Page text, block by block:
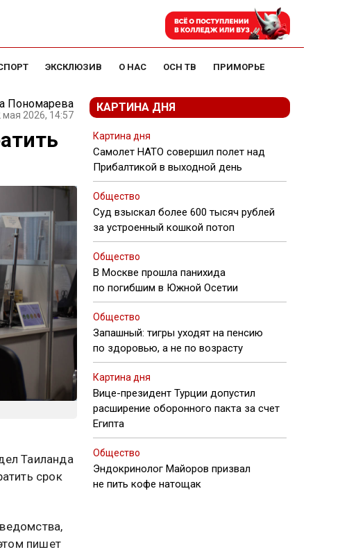
ЭКСКЛЮЗИВ О НАС ОСН ТВ ПРИМОРЬЕ
Пономарева
мая 2026, 14:57
Таиланда
срок
пишет
КАРТИНА ДНЯ
Картина дня
Самолет НАТО совершил полет над
Прибалтикой в выходной день
Общество
Суд взыскал более 600 тысяч рублей
за устроенный кошкой потоп
Общество
В Москве прошла панихида
по погибшим в Южной Осетии
Общество
Запашный: тигры уходят на пенсию
по здоровью, а не по возрасту
Картина дня
Вице-президент Турции допустил
расширение оборонного пакта за счет
Египта
Общество
Эндокринолог Майоров призвал
не пить кофе натощак